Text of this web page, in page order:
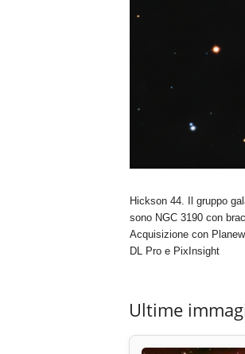
Hickson 44. Il gruppo
sono NGC 3190 con
Acquisizione con
DL Pro e PixInsight
Ultime